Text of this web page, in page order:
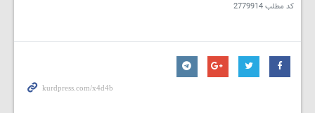
کد مطلب2779914